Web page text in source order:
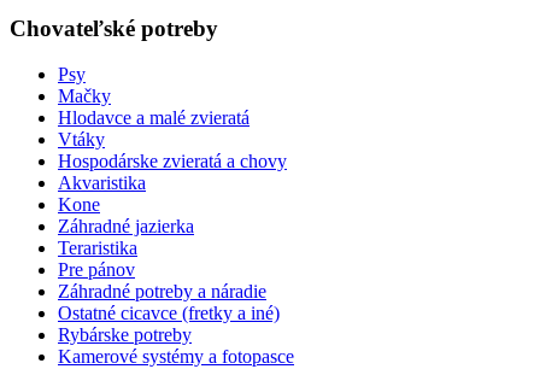
Chovateľské potreby
Psy
Mačky
Hlodavce a malé zvieratá
Vtáky
Hospodárske zvieratá a chovy
Akvaristika
Kone
Záhradné jazierka
Teraristika
Pre pánov
Záhradné potreby a náradie
Ostatné cicavce (fretky a iné)
Rybárske potreby
Kamerové systémy a fotopasce